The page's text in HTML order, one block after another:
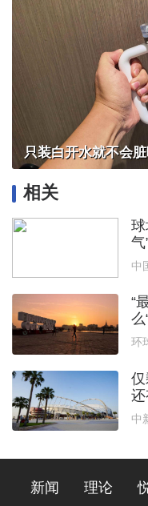
相关
球
气
中
“
么
环
中
新闻 理论